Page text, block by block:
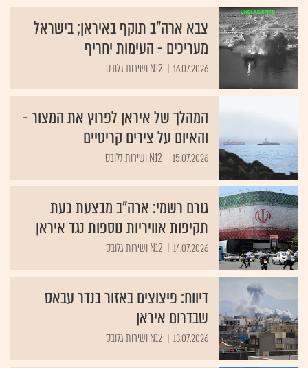
צבא ארה"ב תוקף באיראן; בישראל
מעריכים - העימות יחריף
16.07.2026 N12 ושירות גלובס
המהלך של איראן לפרוץ את המצור -
והאיום על צירים קריטיים
15.07.2026 N12 ושירות גלובס
גורם רשמי: ארה"ב מבצעת כעת
תקיפות אוויריות נוספות נגד איראן
14.07.2026 N12 ושירות גלובס
דיווח: פיצוצים באזור בנדר עבאס
שבדרום איראן
13.07.2026 N12 ושירות גלובס